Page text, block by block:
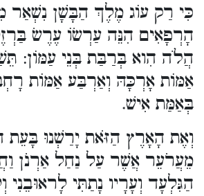
כִּי רַק עוֹג מֶלֶךְ הַבָּשָׁן נִשְׁאַר
הָרְפָאִים הִנֵּה עַרְשׂוֹ עֶרֶשׂ
הֲלֹה הִוא בְּרַבַּת בְּנֵי עַמּוֹן:
אַמּוֹת אָרְכָּהּ וְאַרְבַּע אַמּוֹת
בְּאַמַּת אִישׁ.
וְאֶת הָאָרֶץ הַזֹּאת יָרַשְׁנוּ בָּעֵת
מֵעֲרֹעֵר אֲשֶׁר עַל נַחַל אַרְנֹן
הַגִּלְעָד וְעָרָיו נָתַתִּי לָראוּבֵנִי